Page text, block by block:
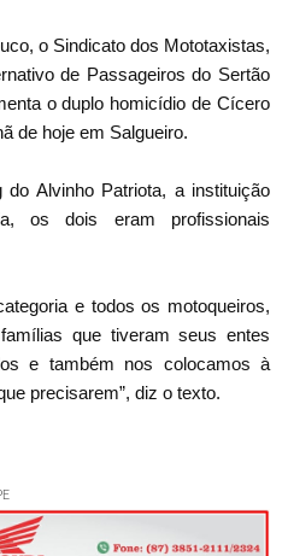
o Sindicato dos Mototaxistas,
de Passageiros do Sertão
o duplo homicídio de Cícero
de hoje em Salgueiro.
Alvinho Patriota, a instituição
os dois eram profissionais
e todos os motoqueiros,
que tiveram seus entes
e também nos colocamos à
precisarem”, diz o texto.